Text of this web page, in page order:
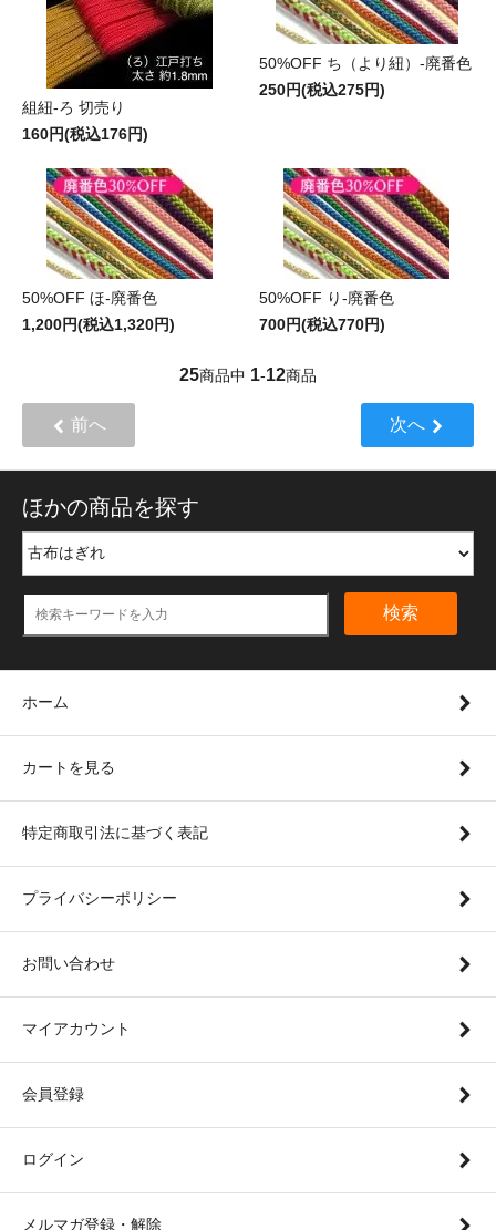
組紐-ろ 切売り
160円(税込176円)
50%OFF ち（より紐）-廃番色
250円(税込275円)
50%OFF ほ-廃番色
1,200円(税込1,320円)
50%OFF り-廃番色
700円(税込770円)
25商品中 1-12商品
前へ 次へ
ほかの商品を探す
検索
ホーム
カートを見る
特定商取引法に基づく表記
プライバシーポリシー
お問い合わせ
マイアカウント
会員登録
ログイン
メルマガ登録・解除